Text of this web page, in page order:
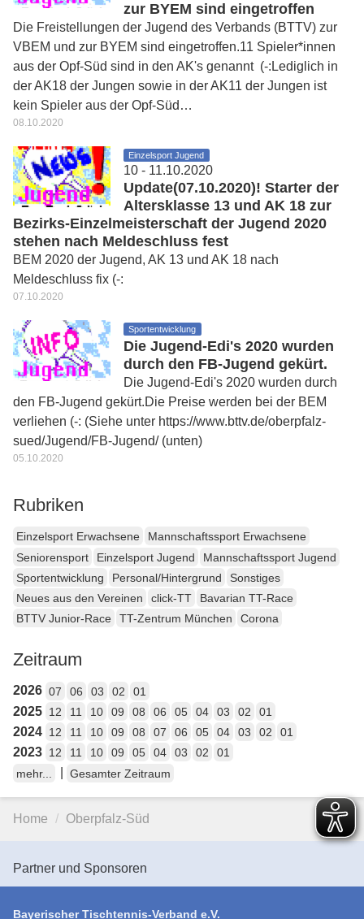
zur BYEM sind eingetroffen
Die Freistellungen der Jugend des Verbands (BTTV) zur
VBEM und zur BYEM sind eingetroffen.11 Spieler*innen
aus der Opf-Süd sind in den AK's genannt (-:Lediglich in
der AK18 der Jungen sowie in der AK11 der Jungen ist
kein Spieler aus der Opf-Süd…
08.10.2020
Einzelsport Jugend
10 - 11.10.2020
Update(07.10.2020)! Starter der
Altersklasse 13 und AK 18 zur
Bezirks-Einzelmeisterschaft der Jugend 2020
stehen nach Meldeschluss fest
BEM 2020 der Jugend, AK 13 und AK 18 nach
Meldeschluss fix (-:
07.10.2020
Sportentwicklung
Die Jugend-Edi's 2020 wurden
durch den FB-Jugend gekürt.
Die Jugend-Edi's 2020 wurden durch
den FB-Jugend gekürt.Die Preise werden bei der BEM
verliehen (-: (Siehe unter https://www.bttv.de/oberpfalz-
sued/Jugend/FB-Jugend/ (unten)
05.10.2020
Rubriken
Einzelsport Erwachsene
Mannschaftssport Erwachsene
Seniorensport
Einzelsport Jugend
Mannschaftssport Jugend
Sportentwicklung
Personal/Hintergrund
Sonstiges
Neues aus den Vereinen
click-TT
Bavarian TT-Race
BTTV Junior-Race
TT-Zentrum München Corona
Zeitraum
2026 07 06 03 02 01
2025 12 11 10 09 08 06 05 04 03 02 01
2024 12 11 10 09 08 07 06 05 04 03 02 01
2023 12 11 10 09 05 04 03 02
01
mehr...
Gesamter Zeitraum
Home Oberpfalz-Süd
Partner und Sponsoren
Bayerischer Tischtennis-Verband e.V.